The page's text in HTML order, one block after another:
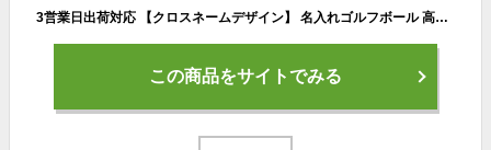
3営業日出荷対応 【クロスネームデザイン】 名入れゴルフボール 高級名入れギフト ゴルフボール 名入れ 1ダース(12球) 名入れゴルフボール＋名入れ高級桐箱 セット 還暦 退職 誕生日 父の日 コンペ ホールインワン 敬老の日 プレゼント ギフト オウンネーム
この商品をサイトでみる